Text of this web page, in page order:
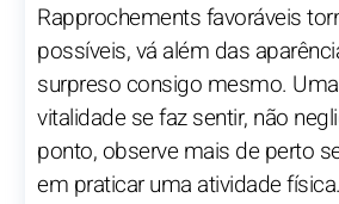
Rapprochements favoráveis
possíveis, vá além das
surpreso consigo mesmo.
vitalidade se faz sentir, não
ponto, observe mais de perto
em praticar uma atividade física.